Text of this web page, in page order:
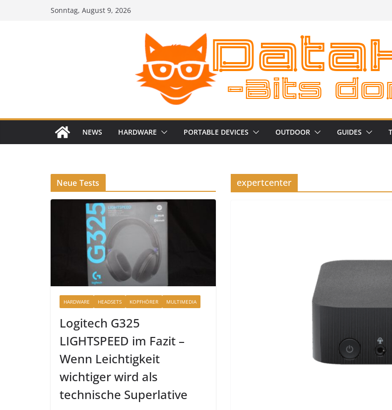
Sonntag, August 9, 2026
NEWS HARDWARE PORTABLE DEVICES OUTDOOR GUIDES
expertcenter
Neue Tests
HARDWARE HEADSETS KOPFHÖRER MULTIMEDIA
Logitech G325
LIGHTSPEED im Fazit –
Wenn Leichtigkeit
wichtiger wird als
technische Superlative